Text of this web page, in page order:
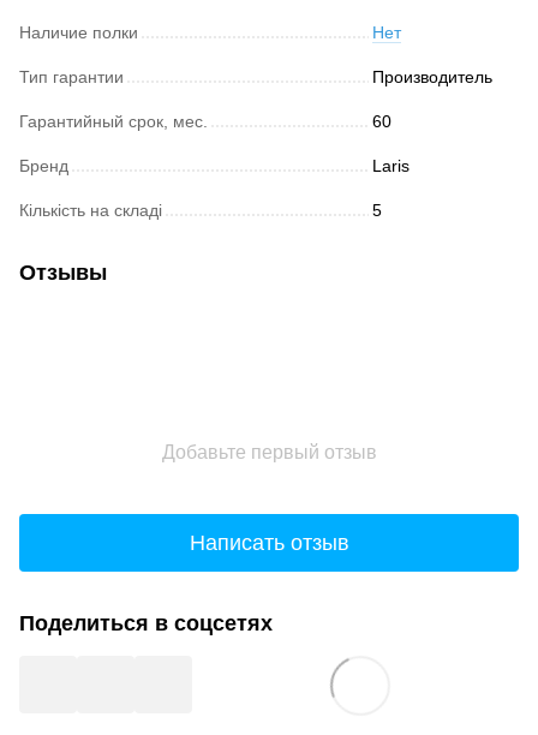
Наличие полки Нет
Тип гарантии Производитель
Гарантийный срок, мес. 60
Бренд Laris
Кількість на складі 5
Отзывы
Добавьте первый отзыв
Написать отзыв
Поделиться в соцсетях